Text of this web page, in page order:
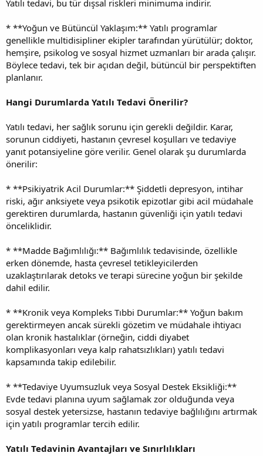
Yatılı tedavi, bu tür dışsal riskleri minimuma indirir.
* **Yoğun ve Bütüncül Yaklaşım:** Yatılı programlar
genellikle multidisipliner ekipler tarafından yürütülür; doktor,
hemşire, psikolog ve sosyal hizmet uzmanları bir arada çalışır.
Böylece tedavi, tek bir açıdan değil, bütüncül bir perspektiften
planlanır.
Hangi Durumlarda Yatılı Tedavi Önerilir?
Yatılı tedavi, her sağlık sorunu için gerekli değildir. Karar,
sorunun ciddiyeti, hastanın çevresel koşulları ve tedaviye
yanıt potansiyeline göre verilir. Genel olarak şu durumlarda
önerilir:
* **Psikiyatrik Acil Durumlar:** Şiddetli depresyon, intihar
riski, ağır anksiyete veya psikotik epizotlar gibi acil müdahale
gerektiren durumlarda, hastanın güvenliği için yatılı tedavi
önceliklidir.
* **Madde Bağımlılığı:** Bağımlılık tedavisinde, özellikle
erken dönemde, hasta çevresel tetikleyicilerden
uzaklaştırılarak detoks ve terapi sürecine yoğun bir şekilde
dahil edilir.
* **Kronik veya Kompleks Tıbbi Durumlar:** Yoğun bakım
gerektirmeyen ancak sürekli gözetim ve müdahale ihtiyacı
olan kronik hastalıklar (örneğin, ciddi diyabet
komplikasyonları veya kalp rahatsızlıkları) yatılı tedavi
kapsamında takip edilebilir.
* **Tedaviye Uyumsuzluk veya Sosyal Destek Eksikliği:**
Evde tedavi planına uyum sağlamak zor olduğunda veya
sosyal destek yetersizse, hastanın tedaviye bağlılığını artırmak
için yatılı programlar tercih edilir.
Yatılı Tedavinin Avantajları ve Sınırlılıkları